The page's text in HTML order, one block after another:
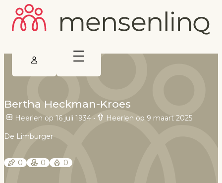
Bertha Heckman-Kroes
Heerlen op 16 juli 1934 • Heerlen op 9 maart 2025
De Limburger
0 0 0